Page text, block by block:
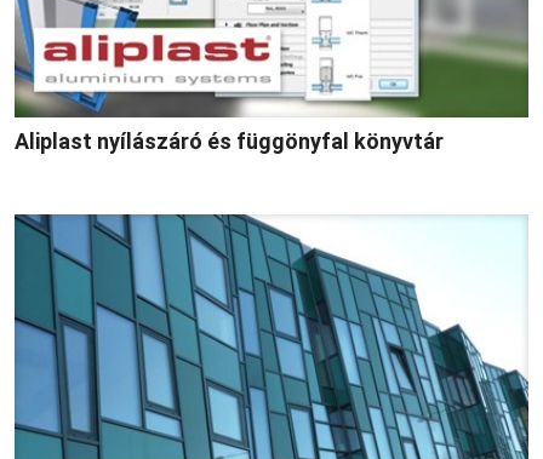
Aliplast nyílászáró és függönyfal könyvtár